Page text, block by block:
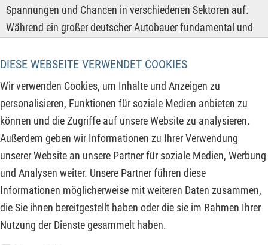
DIESE WEBSEITE VERWENDET COOKIES
Wir verwenden Cookies, um Inhalte und Anzeigen zu
personalisieren, Funktionen für soziale Medien anbieten zu
können und die Zugriffe auf unsere Website zu analysieren.
Außerdem geben wir Informationen zu Ihrer Verwendung
unserer Website an unsere Partner für soziale Medien, Werbung
und Analysen weiter. Unsere Partner führen diese
Informationen möglicherweise mit weiteren Daten zusammen,
die Sie ihnen bereitgestellt haben oder die sie im Rahmen Ihrer
Nutzung der Dienste gesammelt haben.
Spannungen und Chancen in verschiedenen Sektoren auf.
Während ein großer deutscher Autobauer fundamental und
Restrukturierungsmaßnahmen ergreifen muss, profitiert ein
Rohstoffexplorer von Rekordfunden und positioniert sich als
strategischer Lieferant in einer angespannten globalen
Versorgungslage. Gleichzeitig ringt ein führender
Telekommunikationskonzern trotz solider Fundamentaldaten
mit signifikanten Kursverlusten aufgrund von
Fusionsgerüchten. Mehr dazu lesen Sie hier: